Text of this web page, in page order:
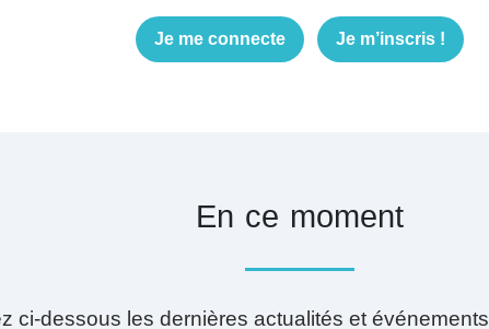
Je me connecte Je m’inscris !
En ce moment
ci-dessous les dernières actualités et